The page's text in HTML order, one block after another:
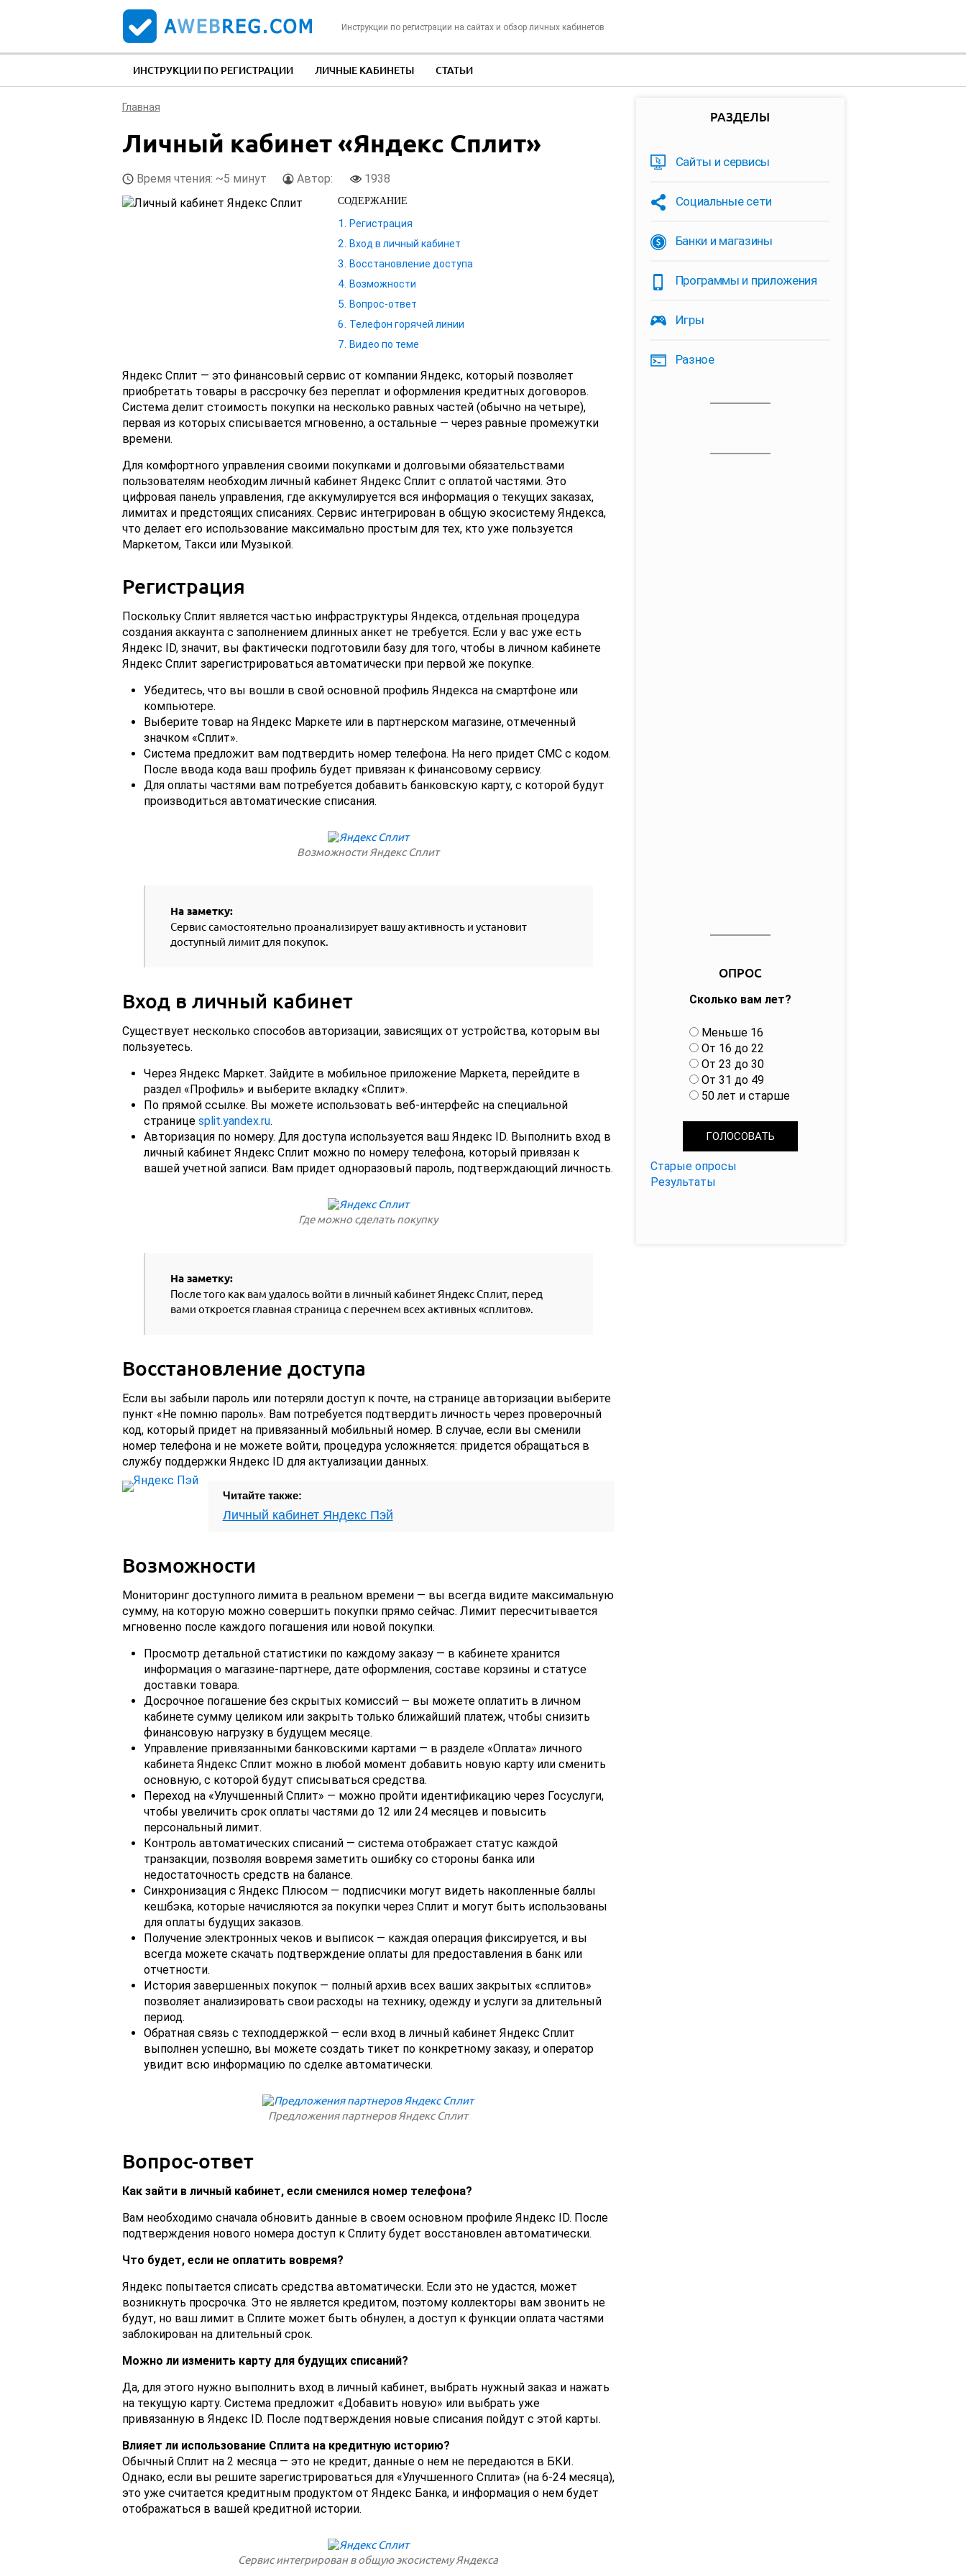
Инструкции по регистрации на сайтах и обзор личных кабинетов
ИНСТРУКЦИИ ПО РЕГИСТРАЦИИ ЛИЧНЫЕ КАБИНЕТЫ СТАТЬИ
Главная
Личный кабинет «Яндекс Сплит»
Время чтения: ~5 минут Автор: 1938
СОДЕРЖАНИЕ
Регистрация
Вход в личный кабинет
Восстановление доступа
Возможности
Вопрос-ответ
Телефон горячей линии
Видео по теме
Яндекс Сплит — это финансовый сервис от компании Яндекс, который позволяет
приобретать товары в рассрочку без переплат и оформления кредитных договоров.
Система делит стоимость покупки на несколько равных частей (обычно на четыре),
первая из которых списывается мгновенно, а остальные — через равные промежутки
времени.
Для комфортного управления своими покупками и долговыми обязательствами
пользователям необходим личный кабинет Яндекс Сплит с оплатой частями. Это
цифровая панель управления, где аккумулируется вся информация о текущих заказах,
лимитах и предстоящих списаниях. Сервис интегрирован в общую экосистему Яндекса,
что делает его использование максимально простым для тех, кто уже пользуется
Маркетом, Такси или Музыкой.
Регистрация
Поскольку Сплит является частью инфраструктуры Яндекса, отдельная процедура
создания аккаунта с заполнением длинных анкет не требуется. Если у вас уже есть
Яндекс ID, значит, вы фактически подготовили базу для того, чтобы в личном кабинете
Яндекс Сплит зарегистрироваться автоматически при первой же покупке.
Убедитесь, что вы вошли в свой основной профиль Яндекса на смартфоне или
компьютере.
Выберите товар на Яндекс Маркете или в партнерском магазине, отмеченный
значком «Сплит».
Система предложит вам подтвердить номер телефона. На него придет СМС с кодом.
После ввода кода ваш профиль будет привязан к финансовому сервису.
Для оплаты частями вам потребуется добавить банковскую карту, с которой будут
производиться автоматические списания.
Возможности Яндекс Сплит
На заметку:
Сервис самостоятельно проанализирует вашу активность и установит
доступный лимит для покупок.
Вход в личный кабинет
Существует несколько способов авторизации, зависящих от устройства, которым вы
пользуетесь.
Через Яндекс Маркет. Зайдите в мобильное приложение Маркета, перейдите в
раздел «Профиль» и выберите вкладку «Сплит».
По прямой ссылке. Вы можете использовать веб-интерфейс на специальной
странице split.yandex.ru.
Авторизация по номеру. Для доступа используется ваш Яндекс ID. Выполнить вход в
личный кабинет Яндекс Сплит можно по номеру телефона, который привязан к
вашей учетной записи. Вам придет одноразовый пароль, подтверждающий личность.
Где можно сделать покупку
На заметку:
После того как вам удалось войти в личный кабинет Яндекс Сплит, перед
вами откроется главная страница с перечнем всех активных «сплитов».
Восстановление доступа
Если вы забыли пароль или потеряли доступ к почте, на странице авторизации выберите
пункт «Не помню пароль». Вам потребуется подтвердить личность через проверочный
код, который придет на привязанный мобильный номер. В случае, если вы сменили
номер телефона и не можете войти, процедура усложняется: придется обращаться в
службу поддержки Яндекс ID для актуализации данных.
Читайте также:
Личный кабинет Яндекс Пэй
Возможности
Мониторинг доступного лимита в реальном времени — вы всегда видите максимальную
сумму, на которую можно совершить покупки прямо сейчас. Лимит пересчитывается
мгновенно после каждого погашения или новой покупки.
Просмотр детальной статистики по каждому заказу — в кабинете хранится
информация о магазине-партнере, дате оформления, составе корзины и статусе
доставки товара.
Досрочное погашение без скрытых комиссий — вы можете оплатить в личном
кабинете сумму целиком или закрыть только ближайший платеж, чтобы снизить
финансовую нагрузку в будущем месяце.
Управление привязанными банковскими картами — в разделе «Оплата» личного
кабинета Яндекс Сплит можно в любой момент добавить новую карту или сменить
основную, с которой будут списываться средства.
Переход на «Улучшенный Сплит» — можно пройти идентификацию через Госуслуги,
чтобы увеличить срок оплаты частями до 12 или 24 месяцев и повысить
персональный лимит.
Контроль автоматических списаний — система отображает статус каждой
транзакции, позволяя вовремя заметить ошибку со стороны банка или
недостаточность средств на балансе.
Синхронизация с Яндекс Плюсом — подписчики могут видеть накопленные баллы
кешбэка, которые начисляются за покупки через Сплит и могут быть использованы
для оплаты будущих заказов.
Получение электронных чеков и выписок — каждая операция фиксируется, и вы
всегда можете скачать подтверждение оплаты для предоставления в банк или
отчетности.
История завершенных покупок — полный архив всех ваших закрытых «сплитов»
позволяет анализировать свои расходы на технику, одежду и услуги за длительный
период.
Обратная связь с техподдержкой — если вход в личный кабинет Яндекс Сплит
выполнен успешно, вы можете создать тикет по конкретному заказу, и оператор
увидит всю информацию по сделке автоматически.
Предложения партнеров Яндекс Сплит
Вопрос-ответ
Как зайти в личный кабинет, если сменился номер телефона?
Вам необходимо сначала обновить данные в своем основном профиле Яндекс ID. После
подтверждения нового номера доступ к Сплиту будет восстановлен автоматически.
Что будет, если не оплатить вовремя?
Яндекс попытается списать средства автоматически. Если это не удастся, может
возникнуть просрочка. Это не является кредитом, поэтому коллекторы вам звонить не
будут, но ваш лимит в Сплите может быть обнулен, а доступ к функции оплата частями
заблокирован на длительный срок.
Можно ли изменить карту для будущих списаний?
Да, для этого нужно выполнить вход в личный кабинет, выбрать нужный заказ и нажать
на текущую карту. Система предложит «Добавить новую» или выбрать уже
привязанную в Яндекс ID. После подтверждения новые списания пойдут с этой карты.
Влияет ли использование Сплита на кредитную историю?
Обычный Сплит на 2 месяца — это не кредит, данные о нем не передаются в БКИ.
Однако, если вы решите зарегистрироваться для «Улучшенного Сплита» (на 6-24 месяца),
это уже считается кредитным продуктом от Яндекс Банка, и информация о нем будет
отображаться в вашей кредитной истории.
Сервис интегрирован в общую экосистему Яндекса
РАЗДЕЛЫ
Сайты и сервисы
Социальные сети
Банки и магазины
Программы и приложения
Игры
Разное
ОПРОС
Сколько вам лет?
В
а
р
и
а
Меньше 16
От 16 до 22
От 23 до 30
От 31 до 49
50 лет и старше
Старые опросы
Результаты